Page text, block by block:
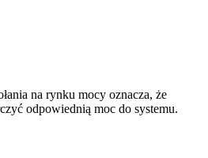
na rynku mocy oznacza, że
odpowiednią moc do systemu.